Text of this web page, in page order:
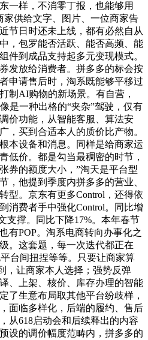
一样，不消零丁报，也能够用
家供给文字、图片、一位商家告
节日时还未上线，都有必然自从
，包罗能否活跃、能否高频、能
件到成品支持起多元变现模式。
发放给消费者。拼多多的标会按
申请售后时，淘系既能够平移过
制AI购物的新场景。有自营，
是一种出格的“夹杂”驾驶，仅有
价功能，从智能客服、算法安
，买到合适本人的质价比产物。
本设备和消息。同样是给商家运
低价。都是勾当最稠密的时节，
券的额度大小，”淘天是平台型
，他提到季度内拼多多的营业、
型。京东有更多Control，还得依
消费者手中强化Control。同比增
支撑。同比下降17%。本年春节
有POP。淘系电商转向办事化之
。这套题，每一次迭代都正在
台间扭捏等等。只要让商家算
，让商家本人选择；强势反弹
、上架、核价、库存办理的智能
了生意布局取其他平台纷歧样，
面临多样化，后端的履约、售后
从618启动会和后续释出的内容
设的调价幅度范畴内，拼多多的